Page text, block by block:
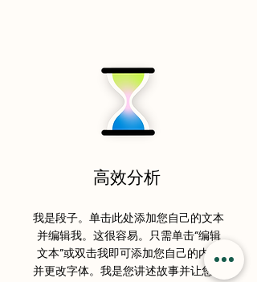
高效分析
我是段子。单击此处添加您自己的文本
并编辑我。这很容易。只需单击“编辑
文本”或双击我即可添加您自己的内容
并更改字体。我是您讲述故事并让您的